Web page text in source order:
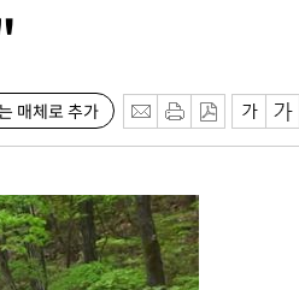
매체로 추가